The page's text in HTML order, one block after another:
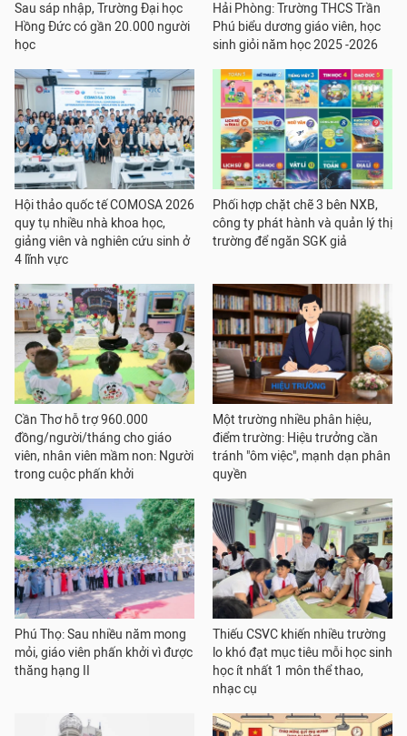
Sau sáp nhập, Trường Đại học
Hồng Đức có gần 20.000 người
học
Hải Phòng: Trường THCS Trần
Phú biểu dương giáo viên, học
sinh giỏi năm học 2025 -2026
Hội thảo quốc tế COMOSA 2026
quy tụ nhiều nhà khoa học,
giảng viên và nghiên cứu sinh ở
4 lĩnh vực
Phối hợp chặt chẽ 3 bên NXB,
công ty phát hành và quản lý thị
trường để ngăn SGK giả
Cần Thơ hỗ trợ 960.000
đồng/người/tháng cho giáo
viên, nhân viên mầm non: Người
trong cuộc phấn khởi
Một trường nhiều phân hiệu,
điểm trường: Hiệu trưởng cần
tránh "ôm việc", mạnh dạn phân
quyền
Phú Thọ: Sau nhiều năm mong
mỏi, giáo viên phấn khởi vì được
thăng hạng II
Thiếu CSVC khiến nhiều trường
lo khó đạt mục tiêu mỗi học sinh
học ít nhất 1 môn thể thao,
nhạc cụ